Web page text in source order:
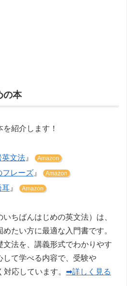
の本
紹介します！
英文法 』 Amazon
フレーズ 』 Amazon
耳 』 Amazon
いちばんはじめの英文法）は、
たい方に最適な入門書です。
文法を、講義形式でわかりやす
して学べる内容で、受験や
応しています。 ➡詳しく見る